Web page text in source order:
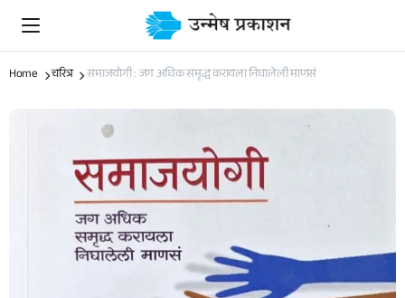
Home चरित्र समाजयोगी : जग अधिक समृद्ध करायला निघालेली माणसं